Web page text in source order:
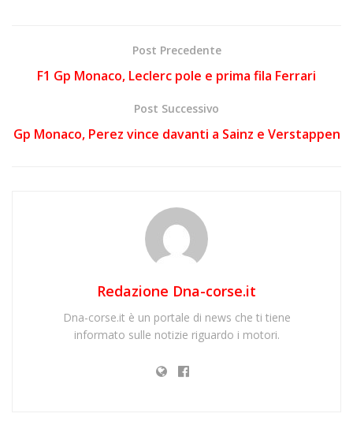
Post Precedente
F1 Gp Monaco, Leclerc pole e prima fila Ferrari
Post Successivo
Gp Monaco, Perez vince davanti a Sainz e Verstappen
Redazione Dna-corse.it
Dna-corse.it è un portale di news che ti tiene
informato sulle notizie riguardo i motori.